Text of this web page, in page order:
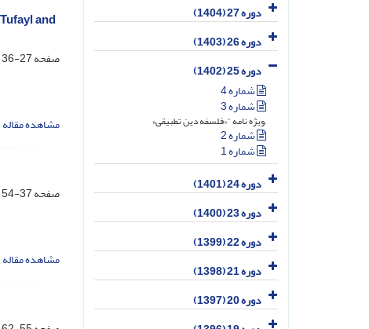
and
صفحه27-36
مشاهده مقاله
صفحه37-54
مشاهده مقاله
دوره 27 (1404)
دوره 26 (1403)
دوره 25 (1402)
شماره 4
شماره 3
,,ویژه نامه "«فلسفه دین تطبیقی»
شماره 2
شماره 1
دوره 24 (1401)
دوره 23 (1400)
دوره 22 (1399)
دوره 21 (1398)
دوره 20 (1397)